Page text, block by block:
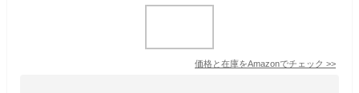
価格と在庫をAmazonでチェック >>